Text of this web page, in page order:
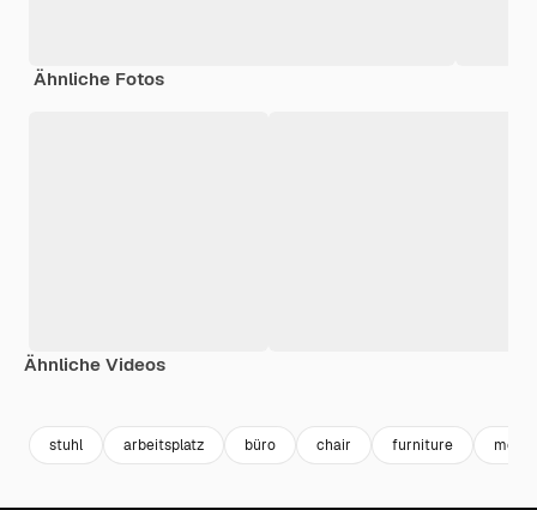
Ähnliche Fotos
Ähnliche Videos
stuhl arbeitsplatz büro chair furniture möbel